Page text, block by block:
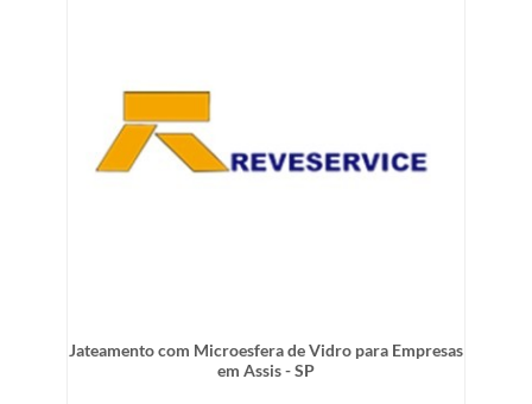
Jateamento com Microesfera de Vidro para Empresas
em Assis - SP